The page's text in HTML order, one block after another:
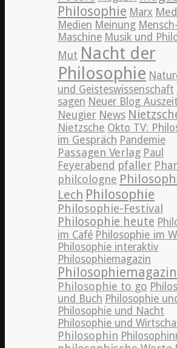
Philosophie Marx
Medien Meinung Mensch-
Maschine Musik und
Mut Nacht der
Philosophie
und Geisteswissenschaft
sagen Neuer Blog Auszeit
Neugier News
Nietzsche Okto TV:
im Gespräch Pandemie
Passagen Verlag Paul
Feyerabend pfaller
philcologne
Lech Philosophie
Philosophie-Festival
Philosophie heute
im Café Philosophie im
Philosophie interaktiv
Philosophiemagazin
Philosophiemagazin
Philosophie to go
und Buch Philosophie
Philosophie und Nacht
Philosophie und
Philosophin